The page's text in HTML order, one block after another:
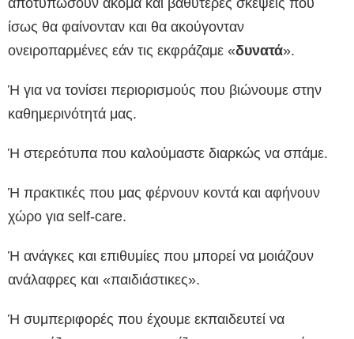
ίσως θα φαίνονταν και θα ακούγονταν
ονειροπαρμένες εάν τις εκφράζαμε «δυνατά».
Ή για να τονίσει περιορισμούς που βιώνουμε στην
καθημερινότητά μας.
Ή στερεότυπα που καλούμαστε διαρκώς να σπάμε.
Ή πρακτικές που μας φέρνουν κοντά και αφήνουν
χώρο για self-care.
Ή ανάγκες και επιθυμίες που μπορεί να μοιάζουν
ανάλαφρες και «παιδιάστικες».
Ή συμπεριφορές που έχουμε εκπαιδευτεί να